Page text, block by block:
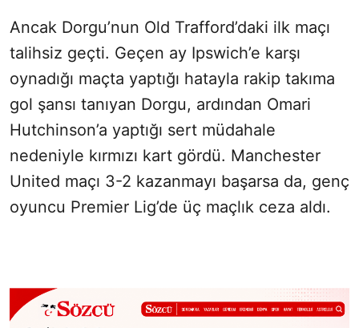
Ancak Dorgu’nun Old Trafford’daki ilk maçı
talihsiz geçti. Geçen ay Ipswich’e karşı
oynadığı maçta yaptığı hatayla rakip takıma
gol şansı tanıyan Dorgu, ardından Omari
Hutchinson’a yaptığı sert müdahale
nedeniyle kırmızı kart gördü. Manchester
United maçı 3-2 kazanmayı başarsa da, genç
oyuncu Premier Lig’de üç maçlık ceza aldı.